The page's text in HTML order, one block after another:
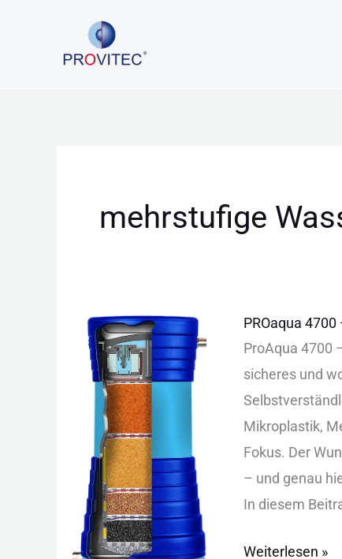
mehrstufige
PROaqua
ProAqua 4700
sicheres und
Mikroplastik,
Fokus. Der
– und genau
In diesem
4700
—
Mehrstufige
Weiterlesen »